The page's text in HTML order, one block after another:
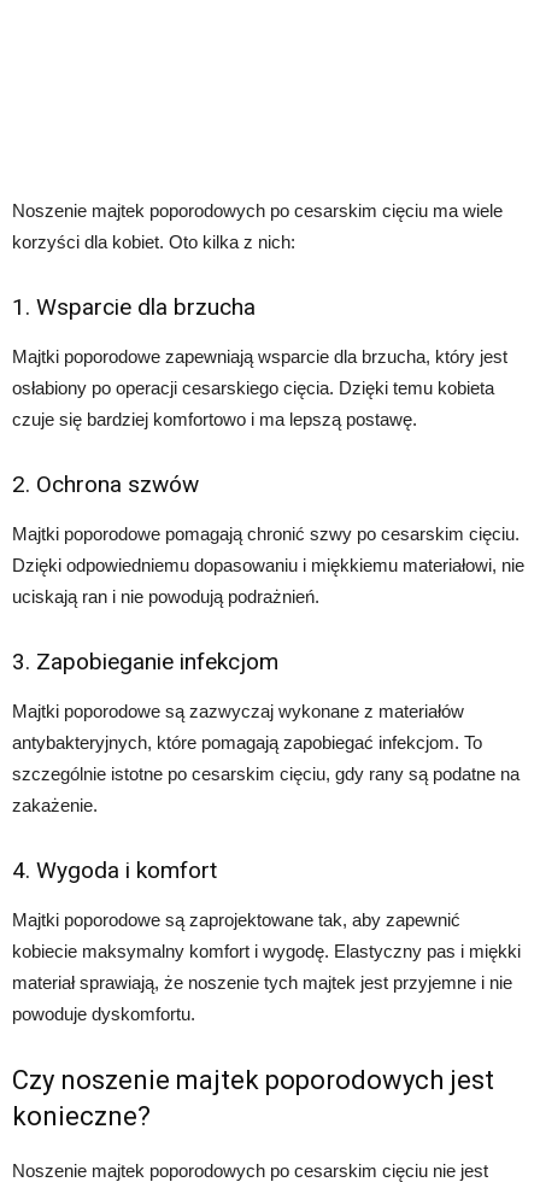
Noszenie majtek poporodowych po cesarskim cięciu ma wiele
korzyści dla kobiet. Oto kilka z nich:
1. Wsparcie dla brzucha
Majtki poporodowe zapewniają wsparcie dla brzucha, który jest
osłabiony po operacji cesarskiego cięcia. Dzięki temu kobieta
czuje się bardziej komfortowo i ma lepszą postawę.
2. Ochrona szwów
Majtki poporodowe pomagają chronić szwy po cesarskim cięciu.
Dzięki odpowiedniemu dopasowaniu i miękkiemu materiałowi, nie
uciskają ran i nie powodują podrażnień.
3. Zapobieganie infekcjom
Majtki poporodowe są zazwyczaj wykonane z materiałów
antybakteryjnych, które pomagają zapobiegać infekcjom. To
szczególnie istotne po cesarskim cięciu, gdy rany są podatne na
zakażenie.
4. Wygoda i komfort
Majtki poporodowe są zaprojektowane tak, aby zapewnić
kobiecie maksymalny komfort i wygodę. Elastyczny pas i miękki
materiał sprawiają, że noszenie tych majtek jest przyjemne i nie
powoduje dyskomfortu.
Czy noszenie majtek poporodowych jest
konieczne?
Noszenie majtek poporodowych po cesarskim cięciu nie jest